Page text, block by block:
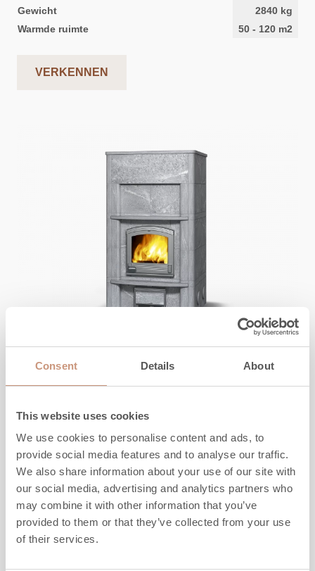
Consent Details About
This website uses cookies
We use cookies to personalise content and ads, to
provide social media features and to analyse our traffic.
We also share information about your use of our site with
our social media, advertising and analytics partners who
may combine it with other information that you’ve
provided to them or that they’ve collected from your use
of their services.
Gewicht
2840 kg
Warmde ruimte
50 - 120 m2
VERKENNEN
TLU2000/93
Hoogte
Breedte
930
Diepte
750mm
Gewicht
2120- 2420kg
Warmde ruimte
40-100m2